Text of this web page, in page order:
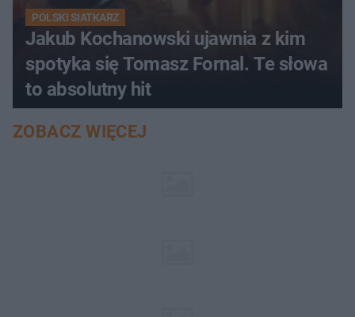
POLSKI SIATKARZ
Jakub Kochanowski ujawnia z kim
spotyka się Tomasz Fornal. Te słowa
to absolutny hit
ZOBACZ WIĘCEJ